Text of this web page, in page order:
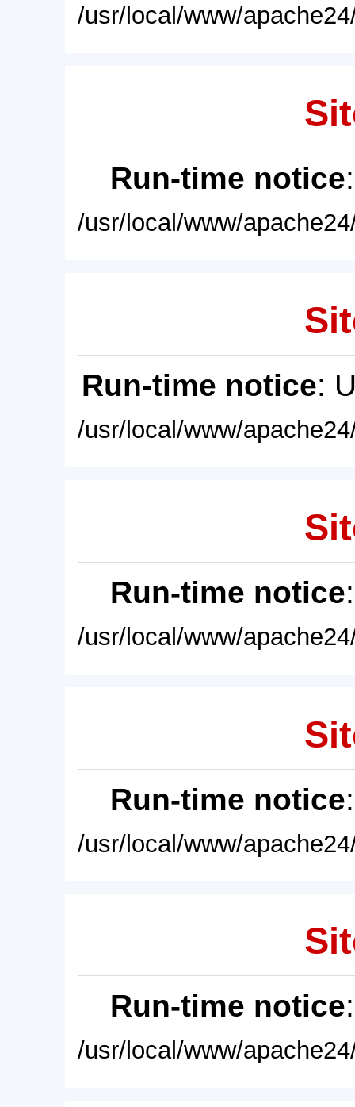
/usr/local/www/
Run-time notice
/usr/local/www/
Run-time notice:
/usr/local/www/
Run-time notice
/usr/local/www/
Run-time notice
/usr/local/www/
Run-time notice
/usr/local/www/